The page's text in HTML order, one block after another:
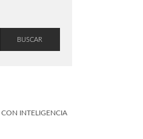
BUSCAR
INTELIGENCIA